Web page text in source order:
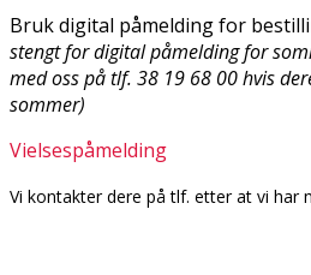
Bruk digital påmelding for
stengt for digital påmelding for
med oss på tlf. 38 19 68 00 hvis
sommer)
Vielsespåmelding
Vi kontakter dere på tlf. etter at vi har